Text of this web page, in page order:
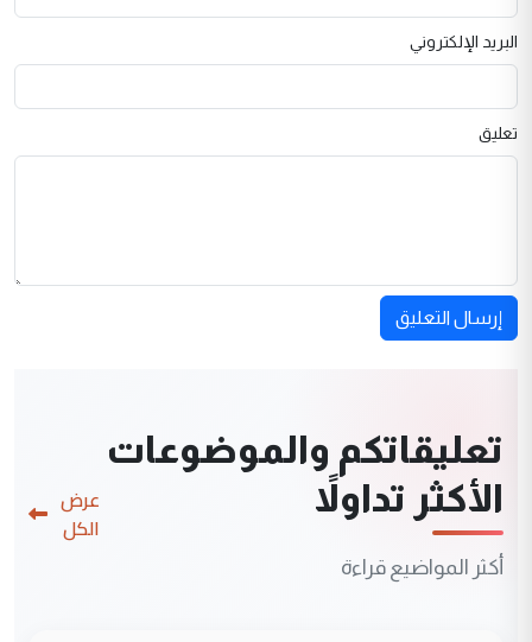
البريد الإلكتروني
تعليق
إرسال التعليق
تعليقاتكم والموضوعات
الأكثر تداولاً
أكثر المواضيع قراءة
عرض
الكل